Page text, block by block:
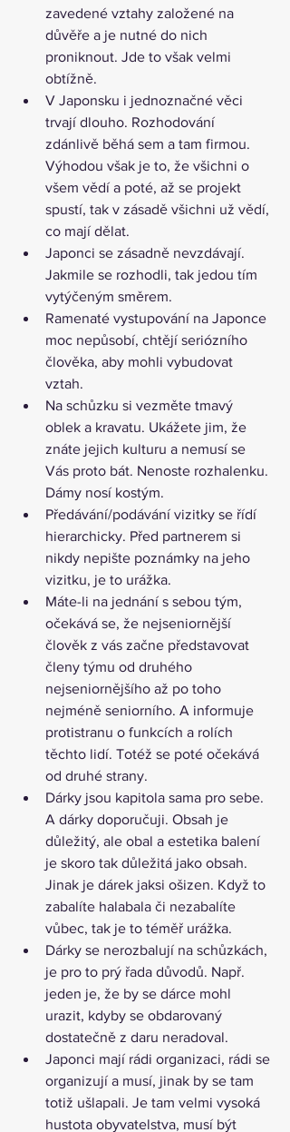
zavedené vztahy založené na
důvěře a je nutné do nich
proniknout. Jde to však velmi
obtížně.
V Japonsku i jednoznačné věci
trvají dlouho. Rozhodování
zdánlivě běhá sem a tam firmou.
Výhodou však je to, že všichni o
všem vědí a poté, až se projekt
spustí, tak v zásadě všichni už vědí,
co mají dělat.
Japonci se zásadně nevzdávají.
Jakmile se rozhodli, tak jedou tím
vytýčeným směrem.
Ramenaté vystupování na Japonce
moc nepůsobí, chtějí seriózního
člověka, aby mohli vybudovat
vztah.
Na schůzku si vezměte tmavý
oblek a kravatu. Ukážete jim, že
znáte jejich kulturu a nemusí se
Vás proto bát. Nenoste rozhalenku.
Dámy nosí kostým.
Předávání/podávání vizitky se řídí
hierarchicky. Před partnerem si
nikdy nepište poznámky na jeho
vizitku, je to urážka.
Máte-li na jednání s sebou tým,
očekává se, že nejseniornější
člověk z vás začne představovat
členy týmu od druhého
nejseniornějšího až po toho
nejméně seniorního. A informuje
protistranu o funkcích a rolích
těchto lidí. Totéž se poté očekává
od druhé strany.
Dárky jsou kapitola sama pro sebe.
A dárky doporučuji. Obsah je
důležitý, ale obal a estetika balení
je skoro tak důležitá jako obsah.
Jinak je dárek jaksi ošizen. Když to
zabalíte halabala či nezabalíte
vůbec, tak je to téměř urážka.
Dárky se nerozbalují na schůzkách,
je pro to prý řada důvodů. Např.
jeden je, že by se dárce mohl
urazit, kdyby se obdarovaný
dostatečně z daru neradoval.
Japonci mají rádi organizaci, rádi se
organizují a musí, jinak by se tam
totiž ušlapali. Je tam velmi vysoká
hustota obyvatelstva, musí být